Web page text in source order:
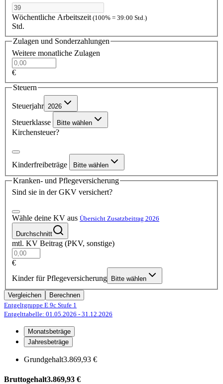
Wöchentliche Arbeitszeit(100% = 39:00 Std.)
Std.
Zulagen und Sonderzahlungen
Weitere monatliche Zulagen
€
Steuern
Steuerjahr 2026
Steuerklasse Bitte wählen
Kirchensteuer?
Kinderfreibeträge Bitte wählen
Kranken- und Pflegeversicherung
Sind sie in der GKV versichert?
Wähle deine KV aus Übersicht Zusatzbeitrag 2026
Durchschnitt
mtl. KV Beitrag (PKV, sonstige)
€
Kinder für Pflegeversicherung
Bitte wählen
Vergleichen
Berechnen
Entgeltgruppe E 9c Stufe 1
Entgelttabelle: 01.05.2026 - 31.12.2026
Monatsbeträge
Jahresbeträge
Grundgehalt3.869,93 €
Bruttogehalt3.869,93 €